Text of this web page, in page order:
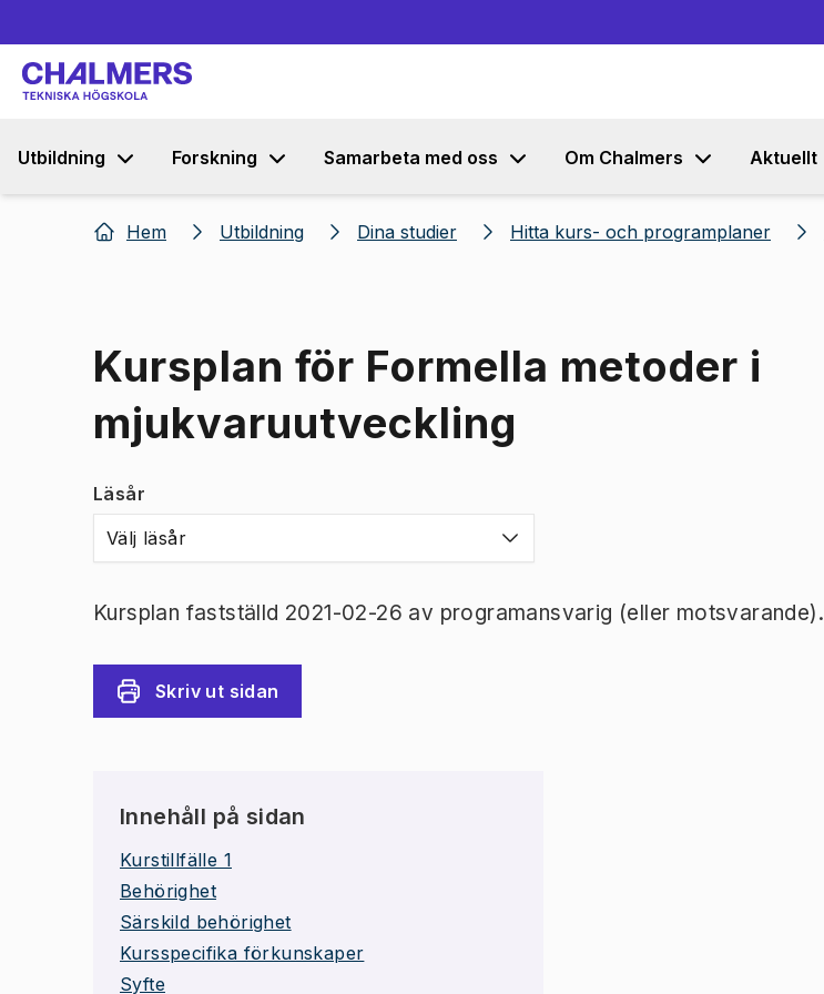
Utbildning Forskning Samarbeta med oss Om Chalmers Aktuellt
Hem Utbildning Dina studier Hitta kurs- och programplaner
Kursplan för Formella metoder i
mjukvaruutveckling
Läsår
Välj läsår
Kursplan fastställd 2021-02-26 av programansvarig (eller motsvarande).
Skriv ut sidan
Innehåll på sidan
Kurstillfälle 1
Behörighet
Särskild behörighet
Kursspecifika förkunskaper
Syfte